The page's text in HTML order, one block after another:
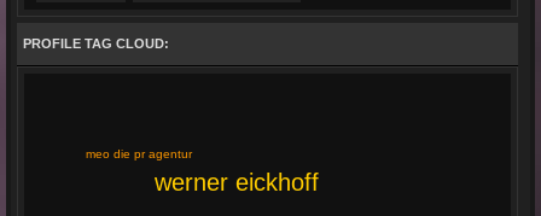
PROFILE TAG CLOUD:
werner eickhoff
meo die pr agentur